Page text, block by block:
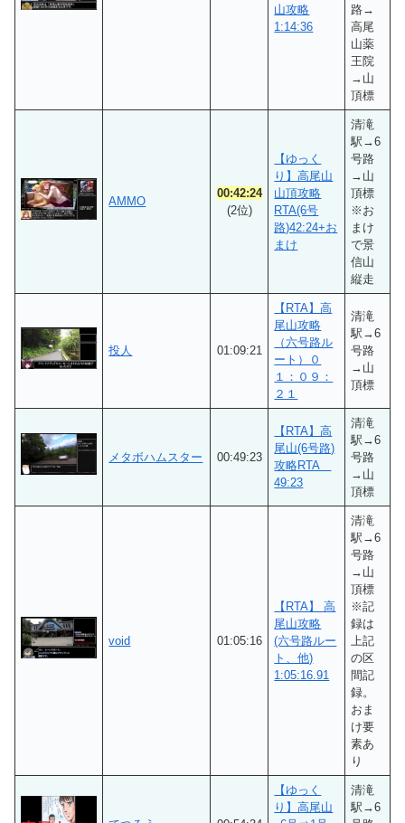
山攻略
1:14:36
路→
高尾
山薬
王院
→山
頂標
AMMO
00:42:24
(2位)
【ゆっく
り】高尾山
山頂攻略
RTA(6号
路)42:24+お
まけ
清滝
駅→6
号路
→山
頂標
※お
まけ
で景
信山
縦走
投人 01:09:21
【RTA】高
尾山攻略
（六号路ル
ート）０
１：０９：
２１
清滝
駅→6
号路
→山
頂標
メタボハムスター 00:49:23
【RTA】高
尾山(6号路)
攻略RTA
49:23
清滝
駅→6
号路
→山
頂標
void 01:05:16
【RTA】 高
尾山攻略
(六号路ルー
ト、他)
1:05:16.91
清滝
駅→6
号路
→山
頂標
※記
録は
上記
の区
間記
録。
おま
け要
素あ
り
【ゆっく
り】高尾山
清滝
駅→6